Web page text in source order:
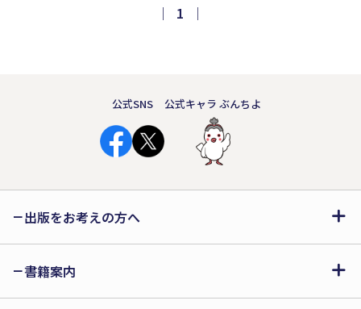
たものは……。妻と看護師、同名の二人
｜ 1 ｜
公式SNS 公式キャラ ぶんちよ
出版をお考えの方へ
書籍案内